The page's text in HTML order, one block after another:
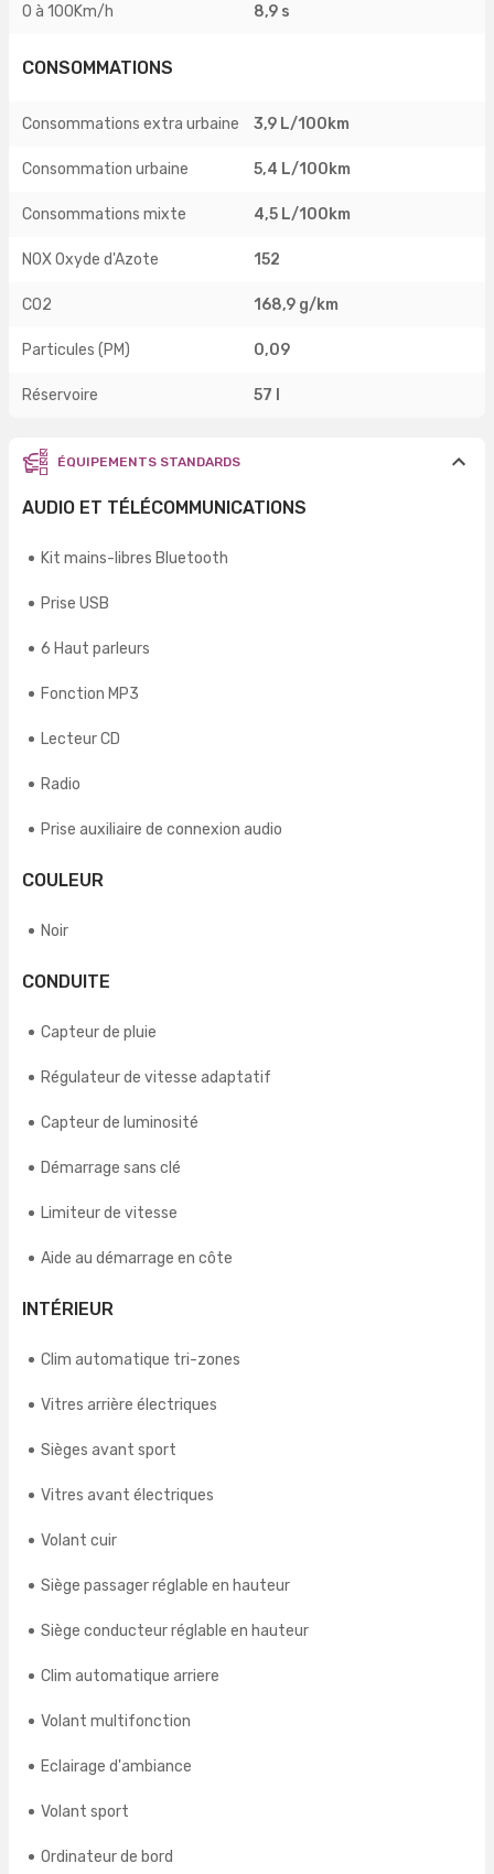
0 à 100Km/h 8,9 s
CONSOMMATIONS
Consommations extra urbaine 3,9 L/100km
Consommation urbaine 5,4 L/100km
Consommations mixte 4,5 L/100km
NOX Oxyde d'Azote 152
CO2 168,9 g/km
Particules (PM) 0,09
Réservoire 57 l
ÉQUIPEMENTS STANDARDS
AUDIO ET TÉLÉCOMMUNICATIONS
Kit mains-libres Bluetooth
Prise USB
6 Haut parleurs
Fonction MP3
Lecteur CD
Radio
Prise auxiliaire de connexion audio
COULEUR
Noir
CONDUITE
Capteur de pluie
Régulateur de vitesse adaptatif
Capteur de luminosité
Démarrage sans clé
Limiteur de vitesse
Aide au démarrage en côte
INTÉRIEUR
Clim automatique tri-zones
Vitres arrière électriques
Sièges avant sport
Vitres avant électriques
Volant cuir
Siège passager réglable en hauteur
Siège conducteur réglable en hauteur
Clim automatique arriere
Volant multifonction
Eclairage d'ambiance
Volant sport
Ordinateur de bord